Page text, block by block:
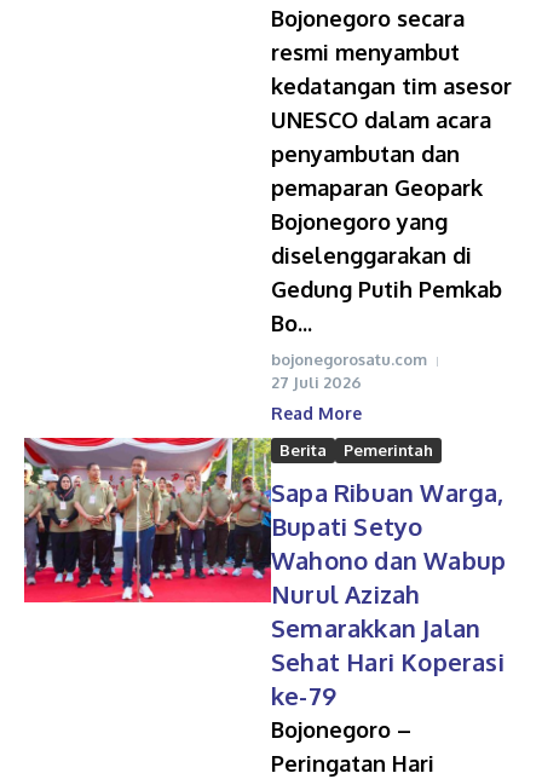
Bojonegoro secara
resmi menyambut
kedatangan tim asesor
UNESCO dalam acara
penyambutan dan
pemaparan Geopark
Bojonegoro yang
diselenggarakan di
Gedung Putih Pemkab
Bo...
bojonegorosatu.com
27 Juli 2026
Read More
Berita Pemerintah
Sapa Ribuan Warga,
Bupati Setyo
Wahono dan Wabup
Nurul Azizah
Semarakkan Jalan
Sehat Hari Koperasi
ke-79
Bojonegoro –
Peringatan Hari